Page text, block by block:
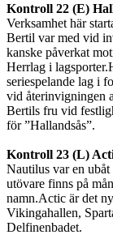
Kontroll 22 (E)
Verksamhet här
Bertil var med vid
kanske påverkat
Herrlag i
seriespelande lag i
vid återinvigningen
Bertils fru vid
för ”Hallandsås”.
Kontroll 23 (L)
Nautilus var en
utövare finns på
namn.Actic är det
Vikingahallen,
Delfinenbadet.